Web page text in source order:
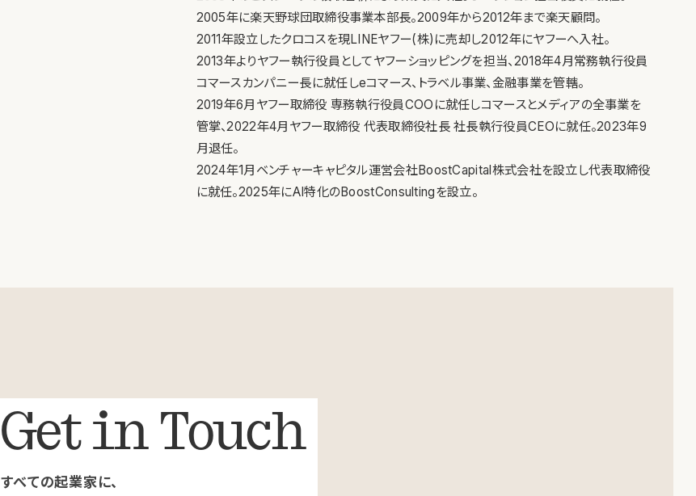
2005年に楽天野球団取締役事業本部長。2009年から2012年まで楽天顧問。
2011年設立したクロコスを現LINEヤフー(株)に売却し2012年にヤフーへ入社。
2013年よりヤフー執行役員としてヤフーショッピングを担当、2018年4月常務執行役員
コマースカンパニー長に就任しeコマース、トラベル事業、金融事業を管轄。
2019年6月ヤフー取締役 専務執行役員COOに就任しコマースとメディアの全事業を
管掌、2022年4月ヤフー取締役 代表取締役社長 社長執行役員CEOに就任。2023年9
月退任。
2024年1月ベンチャーキャピタル運営会社BoostCapital株式会社を設立し代表取締役
に就任。2025年にAI特化のBoostConsultingを設立。
Get in Touch
すべての起業家に、